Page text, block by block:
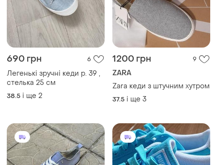
690 грн 6
Легенькі зручні кеди р. 39 ,
стелька 25 см
38.5 і ще 2
1200 грн 9
ZARA
Zara кеди з штучним хутром
37.5 і ще 3